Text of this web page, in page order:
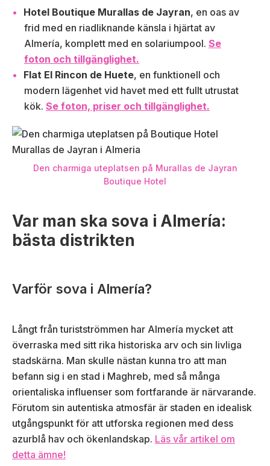
Hotel Boutique Murallas de Jayran, en oas av
frid med en riadliknande känsla i hjärtat av
Almería, komplett med en solariumpool. Se
foton och tillgänglighet.
Flat El Rincon de Huete, en funktionell och
modern lägenhet vid havet med ett fullt utrustat
kök. Se foton, priser och tillgänglighet.
Den charmiga uteplatsen på Murallas de Jayran
Boutique Hotel
Var man ska sova i Almería:
bästa distrikten
Varför sova i Almería?
Långt från turistströmmen har Almería mycket att
överraska med sitt rika historiska arv och sin livliga
stadskärna. Man skulle nästan kunna tro att man
befann sig i en stad i Maghreb, med så många
orientaliska influenser som fortfarande är närvarande.
Förutom sin autentiska atmosfär är staden en idealisk
utgångspunkt för att utforska regionen med dess
azurblå hav och ökenlandskap. Läs vår artikel om
detta ämne!